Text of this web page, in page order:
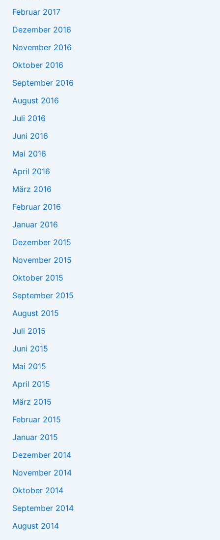
Februar 2017
Dezember 2016
November 2016
Oktober 2016
September 2016
August 2016
Juli 2016
Juni 2016
Mai 2016
April 2016
März 2016
Februar 2016
Januar 2016
Dezember 2015
November 2015
Oktober 2015
September 2015
August 2015
Juli 2015
Juni 2015
Mai 2015
April 2015
März 2015
Februar 2015
Januar 2015
Dezember 2014
November 2014
Oktober 2014
September 2014
August 2014